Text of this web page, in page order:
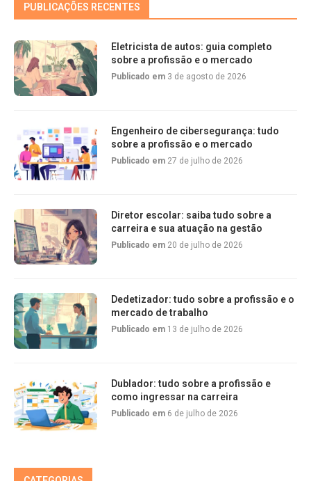
PUBLICAÇÕES RECENTES
Eletricista de autos: guia completo
sobre a profissão e o mercado
Publicado em 3 de agosto de 2026
Engenheiro de cibersegurança: tudo
sobre a profissão e o mercado
Publicado em 27 de julho de 2026
Diretor escolar: saiba tudo sobre a
carreira e sua atuação na gestão
Publicado em 20 de julho de 2026
Dedetizador: tudo sobre a profissão e o
mercado de trabalho
Publicado em 13 de julho de 2026
Dublador: tudo sobre a profissão e
como ingressar na carreira
Publicado em 6 de julho de 2026